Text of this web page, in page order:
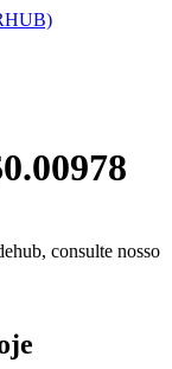
0.00978
consulte nosso